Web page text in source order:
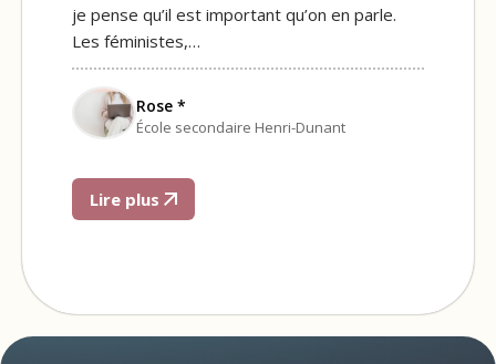
je pense qu’il est important qu’on en parle.
Les féministes,…
Rose *
École secondaire Henri-Dunant
Lire plus